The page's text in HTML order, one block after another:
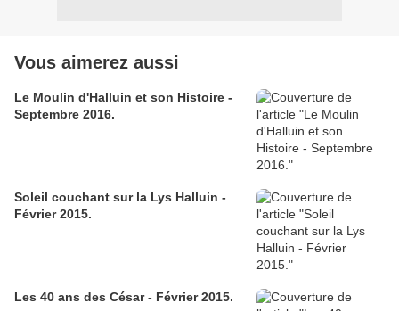
Vous aimerez aussi
Le Moulin d'Halluin et son Histoire -
Septembre 2016.
Soleil couchant sur la Lys Halluin -
Février 2015.
Les 40 ans des César - Février 2015.